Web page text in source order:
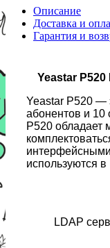
Описание
Доставка и
Гарантия и
Yeastar P520
Yeastar P520 —
абонентов и
P520 обладает
используются
LDAP